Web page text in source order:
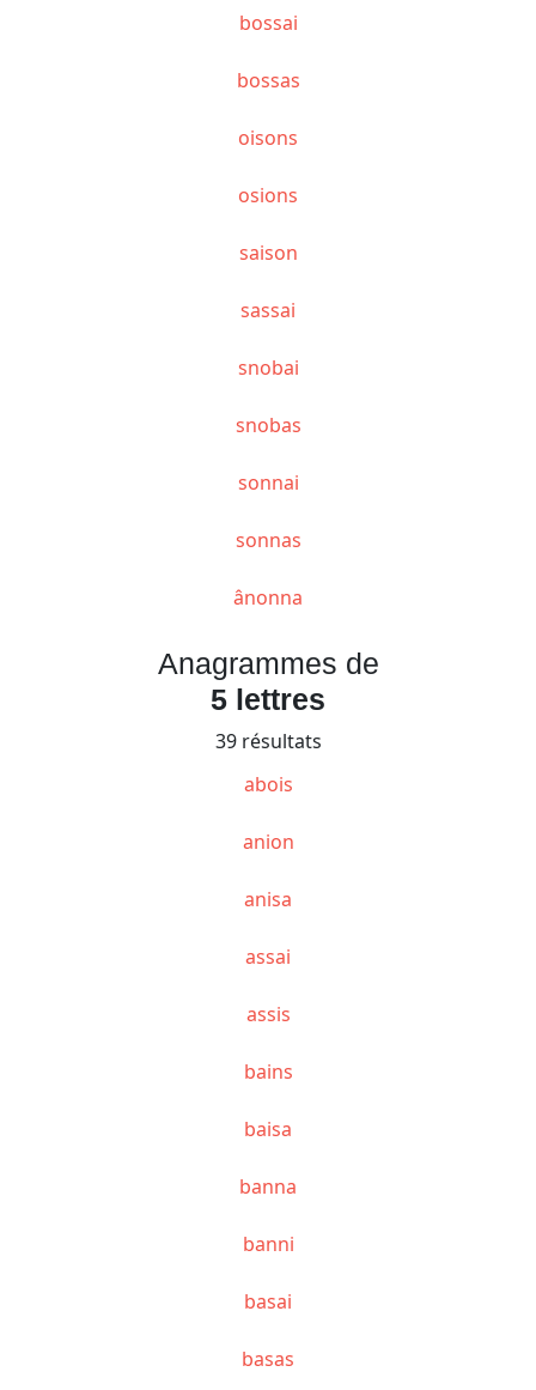
bossai
bossas
oisons
osions
saison
sassai
snobai
snobas
sonnai
sonnas
ânonna
Anagrammes de
5 lettres
39 résultats
abois
anion
anisa
assai
assis
bains
baisa
banna
banni
basai
basas